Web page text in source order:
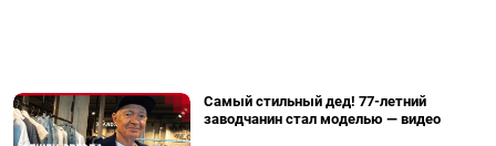
Самый стильный дед! 77-летний
заводчанин стал моделью — видео